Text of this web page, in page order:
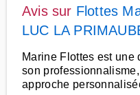
Avis sur Flottes
LUC LA
Marine Flottes est
son
approche